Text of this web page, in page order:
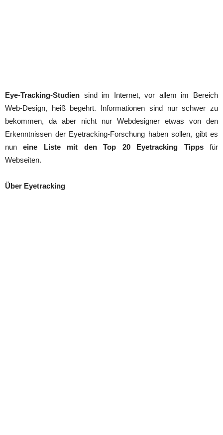
Eye-Tracking-Studien sind im Internet, vor allem im Bereich
Web-Design, heiß begehrt. Informationen sind nur schwer zu
bekommen, da aber nicht nur Webdesigner etwas von den
Erkenntnissen der Eyetracking-Forschung haben sollen, gibt es
nuneine Liste mit den Top 20 Eyetracking Tippsfür
Webseiten.
Über Eyetracking